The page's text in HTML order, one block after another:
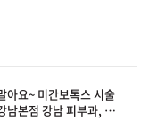
아요~ 미간보톡스 시술
남본점 강남 피부과, 보톡